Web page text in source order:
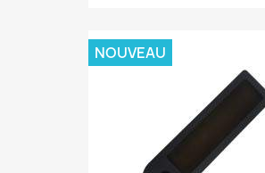
NOUVEAU